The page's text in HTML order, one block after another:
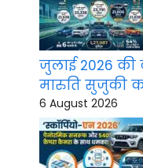
जुलाई 2026 की
मारुति सुजुकी
6 August 2026